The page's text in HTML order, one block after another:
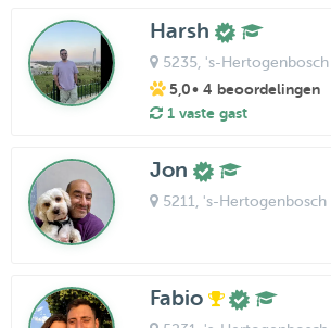
Harsh
5235, 's-Hertogenbosch
5,0• 4 beoordelingen
1 vaste gast
Jon
5211 , 's-Hertogenbosch
Fabio